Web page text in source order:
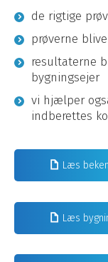
de rigtige
prøverne
resultaterne
bygningsejer
vi hjælper
indberettes
Læs
Læs